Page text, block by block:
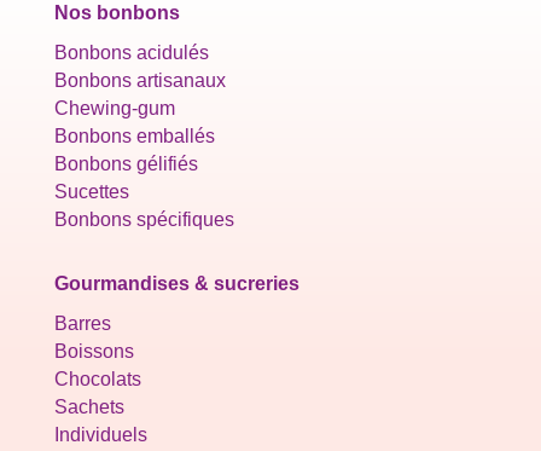
Nos bonbons
Bonbons acidulés
Bonbons artisanaux
Chewing-gum
Bonbons emballés
Bonbons gélifiés
Sucettes
Bonbons spécifiques
Gourmandises & sucreries
Barres
Boissons
Chocolats
Sachets
Individuels